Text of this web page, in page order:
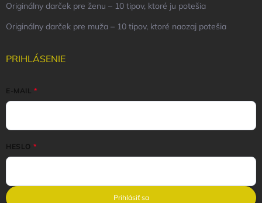
Originálny darček pre ženu – 10 tipov, ktoré ju potešia
Originálny darček pre muža – 10 tipov, ktoré naozaj potešia
PRIHLÁSENIE
E-MAIL
HESLO
Prihlásiť sa